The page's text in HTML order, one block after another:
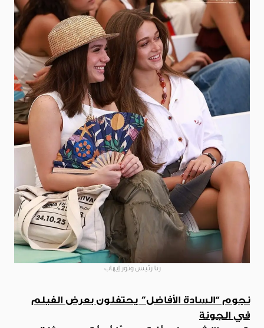
رنا رئيس ونور إيهاب
نجوم “السادة الأفاضل” يحتفلون بعرض الفيلم
في الجونة